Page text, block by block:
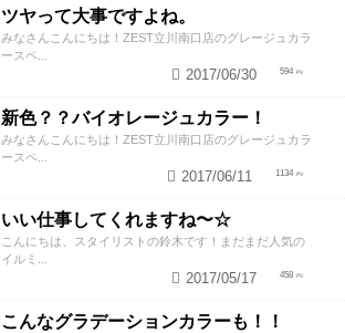
ツヤって大事ですよね。
みなさんこんにちは！ZEST立川南口店のグレージュカラ
ースペ...
594
2017/06/30
新色？？バイオレージュカラー！
みなさんこんにちは！ZEST立川南口店のグレージュカラ
ースペ...
1134
2017/06/11
いい仕事してくれますね〜☆
こんにちは、スタイリストの鈴木です！まだまだ人気の
イルミ...
458
2017/05/17
こんなグラデーションカラーも！！